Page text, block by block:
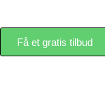
Få et gratis tilbud